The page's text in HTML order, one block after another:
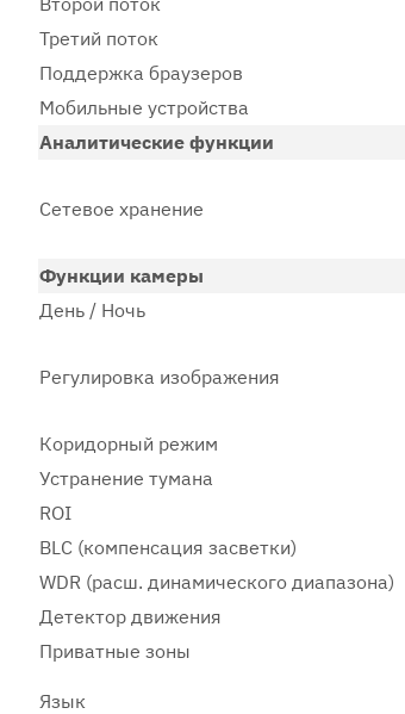
Третий поток
Поддержка браузеров
Мобильные устройства
Аналитические функции
Сетевое хранение
Функции камеры
День / Ночь
Регулировка изображения
Коридорный режим
Устранение тумана
ROI
BLC (компенсация засветки)
WDR (расш. динамического диапазона)
Детектор движения
Приватные зоны
Язык